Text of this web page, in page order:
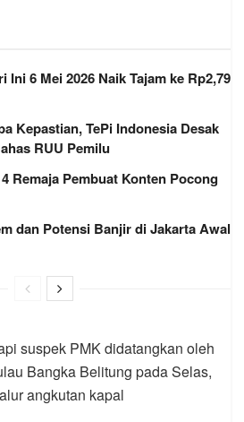
Ini 6 Mei 2026 Naik Tajam ke Rp2,79
Kepastian, TePi Indonesia Desak
RUU Pemilu
Remaja Pembuat Konten Pocong
dan Potensi Banjir di Jakarta Awal
suspek PMK didatangkan oleh
Bangka Belitung pada Selas,
angkutan kapal